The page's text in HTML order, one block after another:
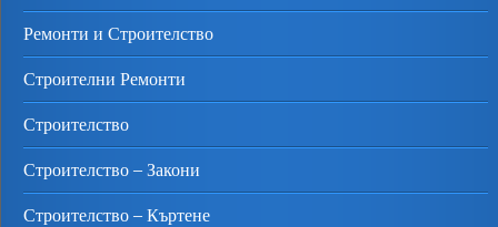
Ремонти и Строителство
Строителни Ремонти
Строителство
Строителство – Закони
Строителство – Къртене